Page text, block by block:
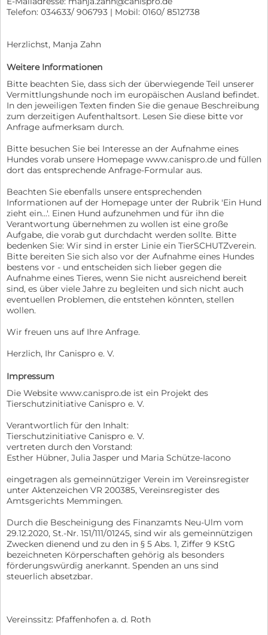
Telefon: 034633/ 906793 | Mobil: 0160/ 8512738
Herzlichst, Manja Zahn
Weitere Informationen
Bitte beachten Sie, dass sich der überwiegende Teil unserer
Vermittlungshunde noch im europäischen Ausland befindet.
In den jeweiligen Texten finden Sie die genaue Beschreibung
zum derzeitigen Aufenthaltsort. Lesen Sie diese bitte vor
Anfrage aufmerksam durch.
Bitte besuchen Sie bei Interesse an der Aufnahme eines
Hundes vorab unsere Homepage www.canispro.de und füllen
dort das entsprechende Anfrage-Formular aus.
Beachten Sie ebenfalls unsere entsprechenden
Informationen auf der Homepage unter der Rubrik 'Ein Hund
zieht ein...'. Einen Hund aufzunehmen und für ihn die
Verantwortung übernehmen zu wollen ist eine große
Aufgabe, die vorab gut durchdacht werden sollte. Bitte
bedenken Sie: Wir sind in erster Linie ein TierSCHUTZverein.
Bitte bereiten Sie sich also vor der Aufnahme eines Hundes
bestens vor - und entscheiden sich lieber gegen die
Aufnahme eines Tieres, wenn Sie nicht ausreichend bereit
sind, es über viele Jahre zu begleiten und sich nicht auch
eventuellen Problemen, die entstehen könnten, stellen
wollen.
Wir freuen uns auf Ihre Anfrage.
Herzlich, Ihr Canispro e. V.
Impressum
Die Website www.canispro.de ist ein Projekt des
Tierschutzinitiative Canispro e. V.
Verantwortlich für den Inhalt:
Tierschutzinitiative Canispro e. V.
vertreten durch den Vorstand:
Esther Hübner, Julia Jasper und Maria Schütze-Iacono
eingetragen als gemeinnütziger Verein im Vereinsregister
unter Aktenzeichen VR 200385, Vereinsregister des
Amtsgerichts Memmingen.
Durch die Bescheinigung des Finanzamts Neu-Ulm vom
29.12.2020, St.-Nr. 151/111/01245, sind wir als gemeinnützigen
Zwecken dienend und zu den in § 5 Abs. 1, Ziffer 9 KStG
bezeichneten Körperschaften gehörig als besonders
förderungswürdig anerkannt. Spenden an uns sind
steuerlich absetzbar.
Vereinssitz: Pfaffenhofen a. d. Roth